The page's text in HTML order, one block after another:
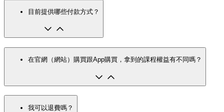
目前提供哪些付款方式？
在官網（網站）購買跟App購買，拿到的課程權益有不同嗎？
我可以退費嗎？